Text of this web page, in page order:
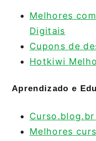
Melhores
Digitais
Cupons de
Hotkiwi
Aprendizado e
Melhores